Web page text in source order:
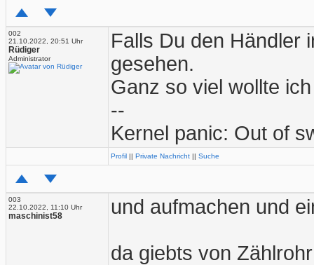
002
21.10.2022, 20:51 Uhr
Rüdiger
Administrator
Falls Du den Händler
gesehen.
Ganz so viel wollte
--
Kernel panic: Out of
Profil || Private Nachricht || Suche
003
22.10.2022, 11:10 Uhr
maschinist58 und aufmachen und
da giebts von